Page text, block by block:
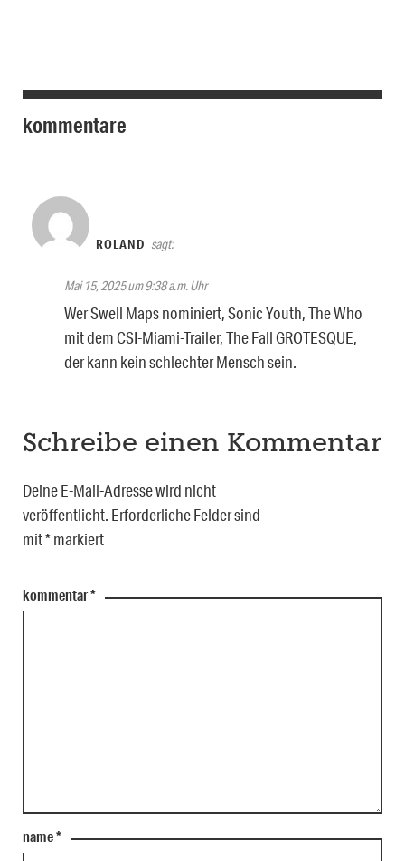
kommentare
ROLAND sagt:
Mai 15, 2025 um 9:38 a.m. Uhr
Wer Swell Maps nominiert, Sonic Youth, The Who
mit dem CSI-Miami-Trailer, The Fall GROTESQUE,
der kann kein schlechter Mensch sein.
Schreibe einen Kommentar
Deine E-Mail-Adresse wird nicht
veröffentlicht. Erforderliche Felder sind
mit*markiert
kommentar*
name*